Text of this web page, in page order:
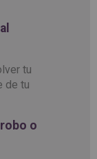
tu
de tu
o